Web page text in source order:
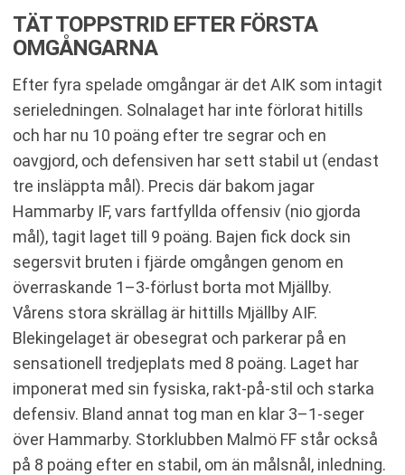
TÄT TOPPSTRID EFTER FÖRSTA
OMGÅNGARNA
Efter fyra spelade omgångar är det AIK som intagit
serieledningen. Solnalaget har inte förlorat hitills
och har nu 10 poäng efter tre segrar och en
oavgjord, och defensiven har sett stabil ut (endast
tre insläppta mål). Precis där bakom jagar
Hammarby IF, vars fartfyllda offensiv (nio gjorda
mål), tagit laget till 9 poäng​. Bajen fick dock sin
segersvit bruten i fjärde omgången genom en
överraskande 1–3-förlust borta mot Mjällby​.
Vårens stora skrällag är hittills Mjällby AIF.
Blekingelaget är obesegrat och parkerar på en
sensationell tredjeplats med 8 poäng​. Laget har
imponerat med sin fysiska, rakt-på-stil och starka
defensiv. Bland annat tog man en klar 3–1-seger
över Hammarby. Storklubben Malmö FF står också
på 8 poäng efter en stabil, om än målsnål, inledning.